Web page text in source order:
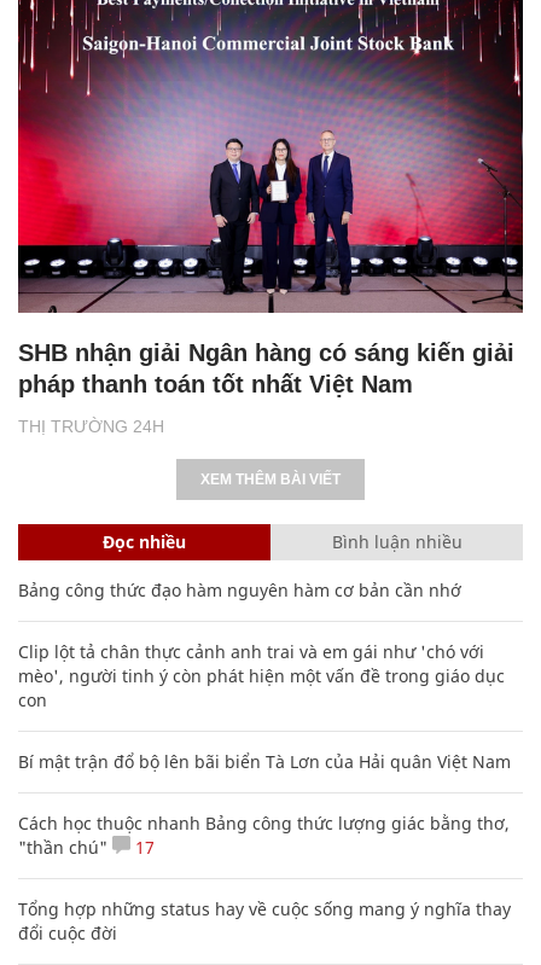
THỊ TRƯỜNG 24H
SHB nhận giải Ngân hàng có sáng kiến giải
pháp thanh toán tốt nhất Việt Nam
XEM THÊM BÀI VIẾT
Đọc nhiều Bình luận nhiều
Bảng công thức đạo hàm nguyên hàm cơ bản cần nhớ
Clip lột tả chân thực cảnh anh trai và em gái như 'chó với
mèo', người tinh ý còn phát hiện một vấn đề trong giáo dục
con
Bí mật trận đổ bộ lên bãi biển Tà Lơn của Hải quân Việt Nam
Cách học thuộc nhanh Bảng công thức lượng giác bằng thơ,
"thần chú"
17
Tổng hợp những status hay về cuộc sống mang ý nghĩa thay
đổi cuộc đời